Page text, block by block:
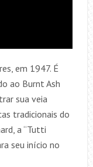
em 1947. É
ao Burnt Ash
sua veia
tradicionais do
a “Tutti
seu início no